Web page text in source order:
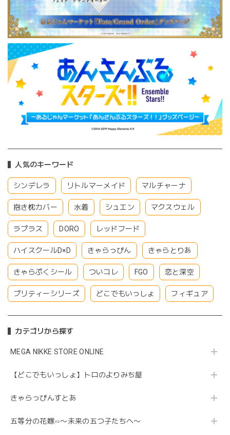
人気のキーワード
シンデレラ リトルマーメイド マルチャーナ
抱き枕カバー 水着 シュエン マクスウェル
ラプラス DORO レッドフード
ハイスクールD×D きゃらっぴん きゃらとりあ
きゃらぷくシール ついコレ FGO 恋と深空
プリティーシリーズ どこでもいっしょ フィギュア
カテゴリから探す
MEGA NIKKE STORE ONLINE
【どこでもいっしょ】トロのよりみち屋
きゃらっぴんすとあ
五等分の花嫁∽〜未来の五つ子たちへ〜